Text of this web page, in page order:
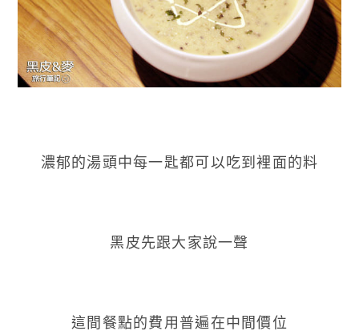
濃郁的湯頭中每一匙都可以吃到裡面的料
黑皮先跟大家說一聲
這間餐點的費用普遍在中間價位